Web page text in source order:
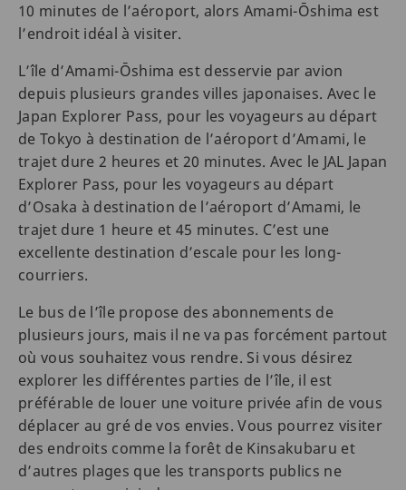
10 minutes de l’aéroport, alors Amami-Ōshima est
l’endroit idéal à visiter.
L’île d’Amami-Ōshima est desservie par avion
depuis plusieurs grandes villes japonaises. Avec le
Japan Explorer Pass, pour les voyageurs au départ
de Tokyo à destination de l’aéroport d’Amami, le
trajet dure 2 heures et 20 minutes. Avec le JAL Japan
Explorer Pass, pour les voyageurs au départ
d’Osaka à destination de l’aéroport d’Amami, le
trajet dure 1 heure et 45 minutes. C’est une
excellente destination d’escale pour les long-
courriers.
Le bus de l’île propose des abonnements de
plusieurs jours, mais il ne va pas forcément partout
où vous souhaitez vous rendre. Si vous désirez
explorer les différentes parties de l’île, il est
préférable de louer une voiture privée afin de vous
déplacer au gré de vos envies. Vous pourrez visiter
des endroits comme la forêt de Kinsakubaru et
d’autres plages que les transports publics ne